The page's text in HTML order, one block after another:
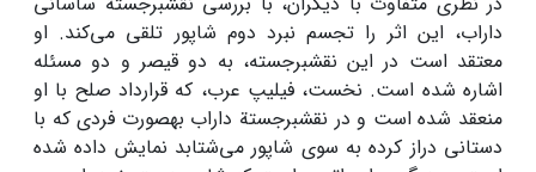
داراب، این اثر را تجسم نبرد دوم شاپور تلقی می‌کند. او
معتقد است در این نقش­برجسته، به دو قیصر و دو مسئله
اشاره شده است. نخست، فیلیپ عرب، که قرارداد صلح با او
منعقد شده است و در نقش­برجستة داراب به­صورت فردی که با
دستانی دراز کرده به سوی شاپور می‌شتابد نمایش داده شده